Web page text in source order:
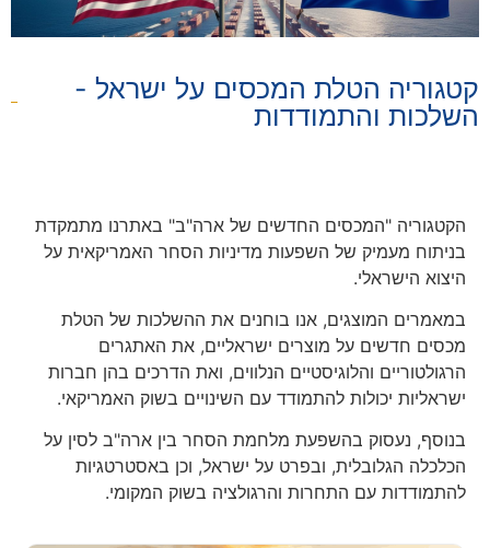
קטגוריה הטלת המכסים על ישראל -
השלכות והתמודדות
הקטגוריה "המכסים החדשים של ארה"ב" באתרנו מתמקדת
בניתוח מעמיק של השפעות מדיניות הסחר האמריקאית על
היצוא הישראלי.
במאמרים המוצגים, אנו בוחנים את ההשלכות של הטלת
מכסים חדשים על מוצרים ישראליים, את האתגרים
הרגולטוריים והלוגיסטיים הנלווים, ואת הדרכים בהן חברות
ישראליות יכולות להתמודד עם השינויים בשוק האמריקאי.
בנוסף, נעסוק בהשפעת מלחמת הסחר בין ארה"ב לסין על
הכלכלה הגלובלית, ובפרט על ישראל, וכן באסטרטגיות
להתמודדות עם התחרות והרגולציה בשוק המקומי.